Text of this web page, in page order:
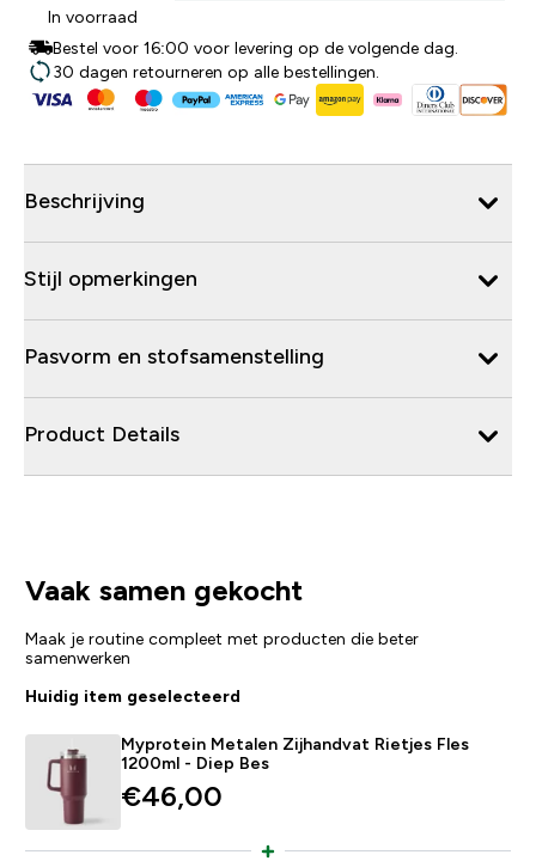
In voorraad
Bestel voor 16:00 voor levering op de volgende dag.
30 dagen retourneren op alle bestellingen.
Beschrijving
Stijl opmerkingen
Pasvorm en stofsamenstelling
Product Details
Vaak samen gekocht
Maak je routine compleet met producten die beter
samenwerken
Huidig item geselecteerd
Myprotein Metalen Zijhandvat Rietjes Fles
1200ml - Diep Bes
€46,00‎